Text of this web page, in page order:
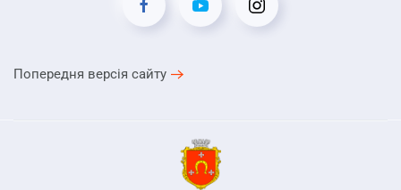
Попередня версія сайту